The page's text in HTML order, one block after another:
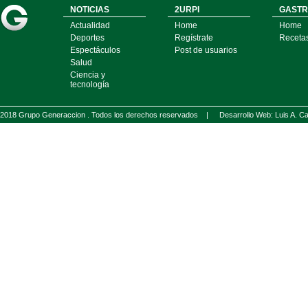
NOTICIAS
Actualidad
Deportes
Espectáculos
Salud
Ciencia y
tecnología
2URPI
Home
Regístrate
Post de usuarios
Home
2018 Grupo Generaccion . Todos los derechos reservados | Desarrollo Web: Luis